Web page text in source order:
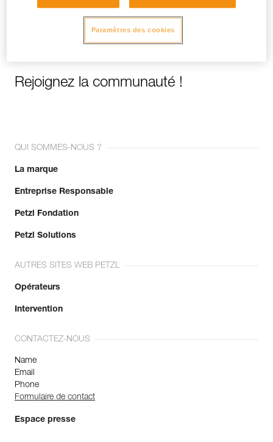
Rejoignez la communauté !
QUI SOMMES-NOUS ?
La marque
Entreprise Responsable
Petzl Fondation
Petzl Solutions
AUTRES SITES WEB PETZL
Opérateurs
Intervention
CONTACTEZ-NOUS
Name
Email
Phone
Formulaire de contact
Espace presse
Paramètres des cookies